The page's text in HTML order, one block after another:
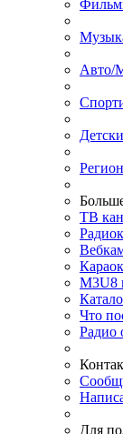
Авто/
ТВ
M3U8
Что
Радио
Для